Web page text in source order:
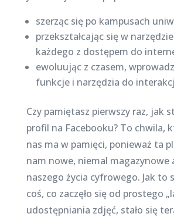
szerząc się po kampusach
przekształcając się w
każdego z dostępem do
ewoluując z czasem,
funkcje i narzędzia do
Czy pamiętasz pierwszy raz, jak
profil na Facebooku? To chwila,
nas ma w pamięci, ponieważ ta
nam nowe, niemal magazynowe
naszego życia cyfrowego. Jak to
coś, co zaczęło się od prostego
udostępniania zdjęć, stało się